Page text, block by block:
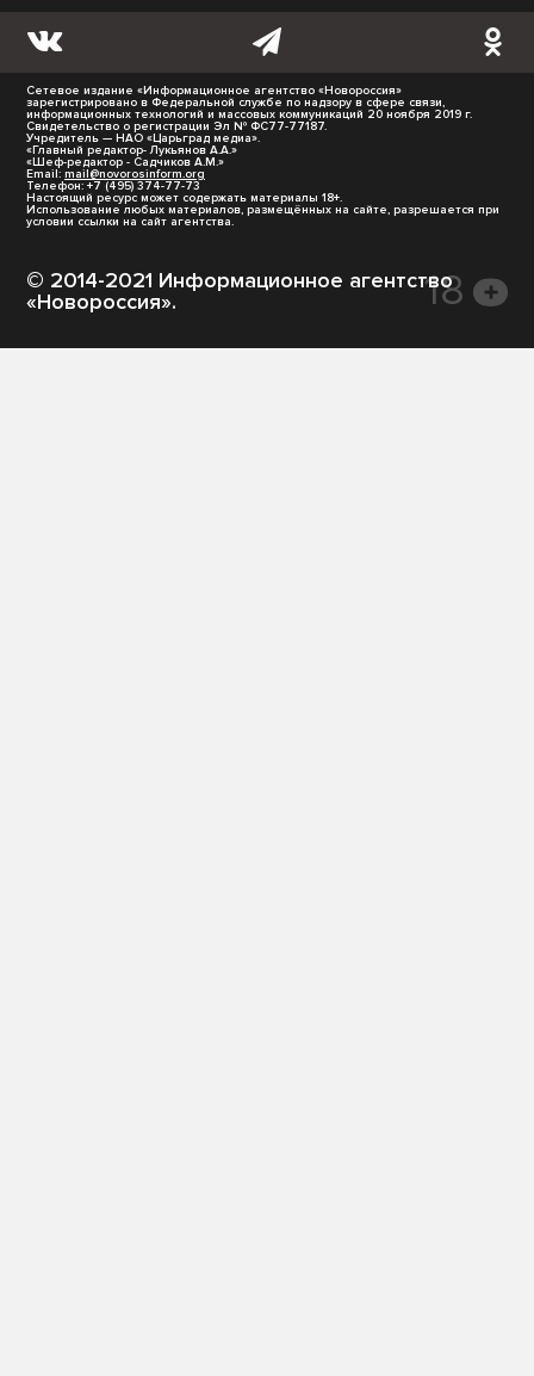
Сетевое издание «Информационное агентство «Новороссия»
зарегистрировано в Федеральной службе по надзору в сфере связи,
информационных технологий и массовых коммуникаций 20 ноября 2019 г.
Свидетельство о регистрации Эл № ФС77-77187.
Учредитель — НАО «Царьград медиа».
«Главный редактор- Лукьянов А.А.»
«Шеф-редактор - Садчиков А.М.»
Email: mail@novorosinform.org
Телефон: +7 (495) 374-77-73
Настоящий ресурс может содержать материалы 18+.
Использование любых материалов, размещённых на сайте, разрешается при
условии ссылки на сайт агентства.
© 2014-2021 Информационное агентство
«Новороссия».